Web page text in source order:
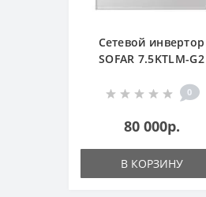
Сетевой инвертор
SOFAR 7.5KTLM-G2
0
80 000р.
В КОРЗИНУ